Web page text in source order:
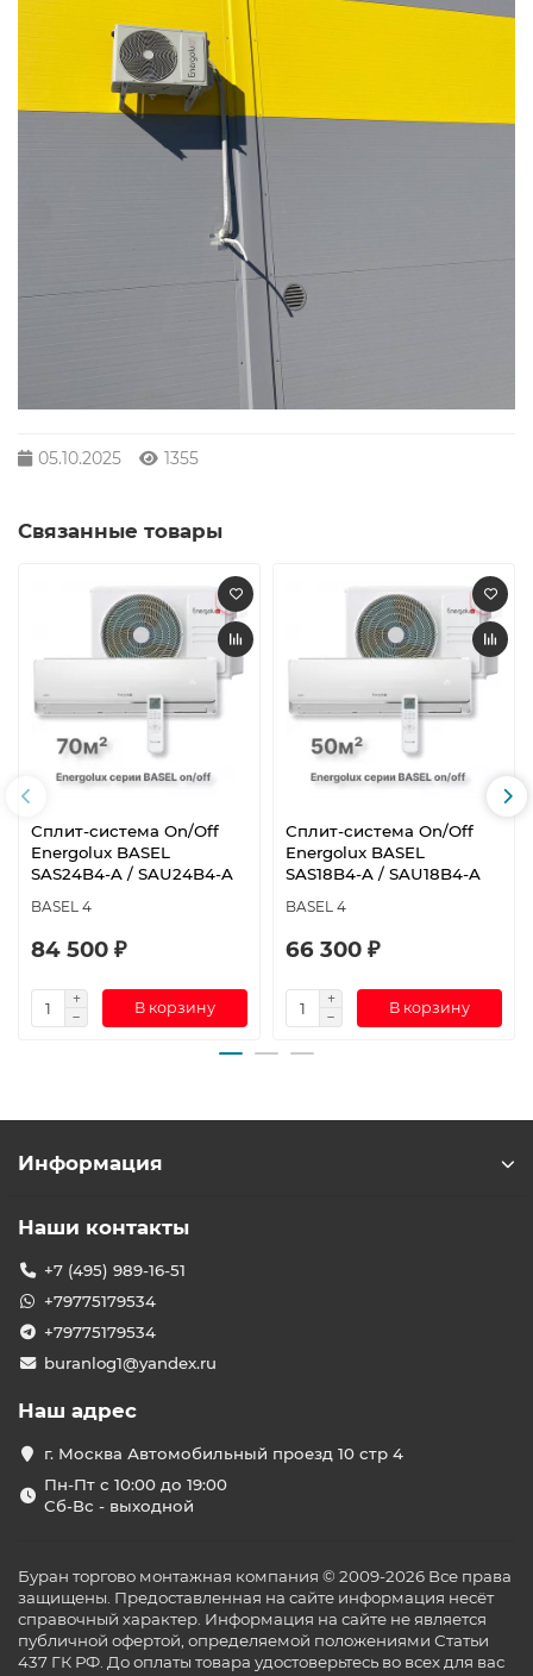
05.10.2025 1355
Связанные товары
Сплит-система On/Off
Energolux BASEL
SAS24B4-A / SAU24B4-A
BASEL 4
84 500 ₽
В корзину
Сплит-система On/Off
Energolux BASEL
SAS18B4-A / SAU18B4-A
BASEL 4
66 300 ₽
В корзину
Информация
Наши контакты
+7 (495) 989-16-51
+79775179534
+79775179534
buranlog1@yandex.ru
Наш адрес
г. Москва Автомобильный проезд 10 стр 4
Пн-Пт с 10:00 до 19:00
Сб-Вс - выходной
Буран торгово монтажная компания © 2009-2026 Все права
защищены. Предоставленная на сайте информация несёт
справочный характер. Информация на сайте не является
публичной офертой, определяемой положениями Статьи
437 ГК РФ. До оплаты товара удостоверьтесь во всех для вас